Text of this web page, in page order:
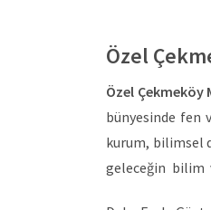
Özel
Özel Çekmeköy
bünyesinde fen
kurum, bilimsel
geleceğin bilim